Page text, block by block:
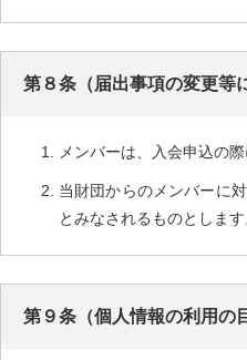
第８条（届出事項の変更等
メンバーは、入会申込の
当財団からのメンバーに
とみなされるものとします
第９条（個人情報の利用の